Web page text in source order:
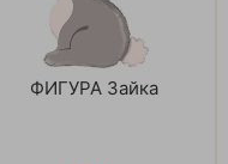
ФИГУРА Зайка